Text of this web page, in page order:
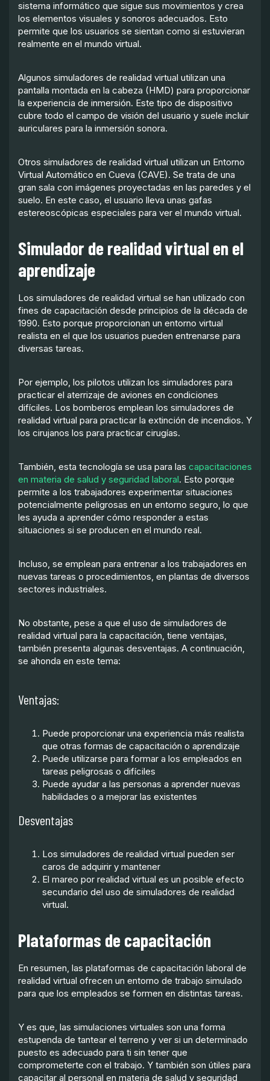
sistema informático que sigue sus movimientos y crea
los elementos visuales y sonoros adecuados. Esto
permite que los usuarios se sientan como si estuvieran
realmente en el mundo virtual.
Algunos simuladores de realidad virtual utilizan una
pantalla montada en la cabeza (HMD) para proporcionar
la experiencia de inmersión. Este tipo de dispositivo
cubre todo el campo de visión del usuario y suele incluir
auriculares para la inmersión sonora.
Otros simuladores de realidad virtual utilizan un Entorno
Virtual Automático en Cueva (CAVE). Se trata de una
gran sala con imágenes proyectadas en las paredes y el
suelo. En este caso, el usuario lleva unas gafas
estereoscópicas especiales para ver el mundo virtual.
Simulador de realidad virtual en el
aprendizaje
Los simuladores de realidad virtual se han utilizado con
fines de capacitación desde principios de la década de
1990. Esto porque proporcionan un entorno virtual
realista en el que los usuarios pueden entrenarse para
diversas tareas.
Por ejemplo, los pilotos utilizan los simuladores para
practicar el aterrizaje de aviones en condiciones
difíciles. Los bomberos emplean los simuladores de
realidad virtual para practicar la extinción de incendios. Y
los cirujanos los para practicar cirugías.
También, esta tecnología se usa para las capacitaciones
en materia de salud y seguridad laboral. Esto porque
permite a los trabajadores experimentar situaciones
potencialmente peligrosas en un entorno seguro, lo que
les ayuda a aprender cómo responder a estas
situaciones si se producen en el mundo real.
Incluso, se emplean para entrenar a los trabajadores en
nuevas tareas o procedimientos, en plantas de diversos
sectores industriales.
No obstante, pese a que el uso de simuladores de
realidad virtual para la capacitación, tiene ventajas,
también presenta algunas desventajas. A continuación,
se ahonda en este tema:
Ventajas:
Puede proporcionar una experiencia más realista
que otras formas de capacitación o aprendizaje
Puede utilizarse para formar a los empleados en
tareas peligrosas o difíciles
Puede ayudar a las personas a aprender nuevas
habilidades o a mejorar las existentes
Desventajas
Los simuladores de realidad virtual pueden ser
caros de adquirir y mantener
El mareo por realidad virtual es un posible efecto
secundario del uso de simuladores de realidad
virtual.
Plataformas de capacitación
En resumen, las plataformas de capacitación laboral de
realidad virtual ofrecen un entorno de trabajo simulado
para que los empleados se formen en distintas tareas.
Y es que, las simulaciones virtuales son una forma
estupenda de tantear el terreno y ver si un determinado
puesto es adecuado para ti sin tener que
comprometerte con el trabajo. Y también son útiles para
capacitar al personal en materia de salud y seguridad